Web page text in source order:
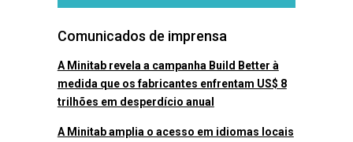
Comunicados de imprensa
A Minitab revela a campanha Build Better à
medida que os fabricantes enfrentam US$ 8
trilhões em desperdício anual
A Minitab amplia o acesso em idiomas locais